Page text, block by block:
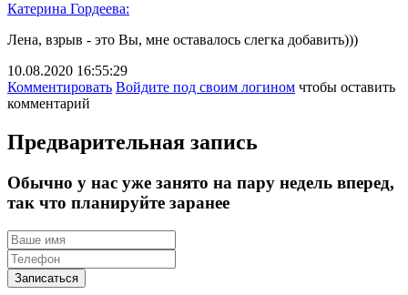
Катерина Гордеева:
Лена, взрыв - это Вы, мне оставалось слегка добавить)))
10.08.2020 16:55:29
Комментировать Войдите под своим логином чтобы оставить
комментарий
Предварительная запись
Обычно у нас уже занято на пару недель вперед,
так что планируйте заранее
Записаться